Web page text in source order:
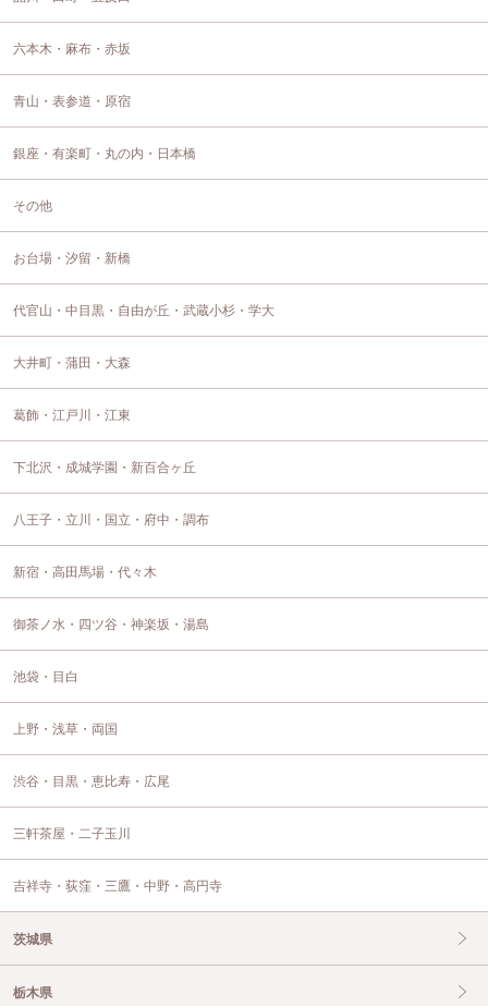
六本木・麻布・赤坂
青山・表参道・原宿
銀座・有楽町・丸の内・日本橋
その他
お台場・汐留・新橋
代官山・中目黒・自由が丘・武蔵小杉・学大
大井町・蒲田・大森
葛飾・江戸川・江東
下北沢・成城学園・新百合ヶ丘
八王子・立川・国立・府中・調布
新宿・高田馬場・代々木
御茶ノ水・四ツ谷・神楽坂・湯島
池袋・目白
上野・浅草・両国
渋谷・目黒・恵比寿・広尾
三軒茶屋・二子玉川
吉祥寺・荻窪・三鷹・中野・高円寺
茨城県
栃木県